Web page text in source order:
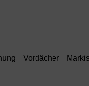
Vordächer